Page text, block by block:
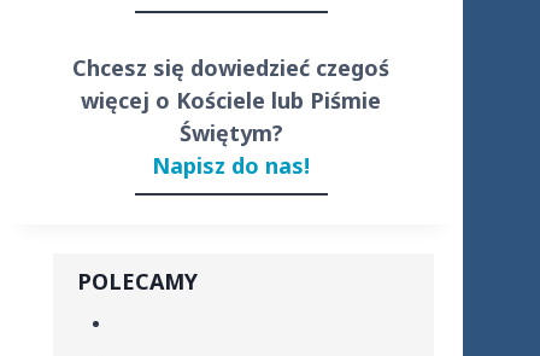
Chcesz się dowiedzieć czegoś
więcej o Kościele lub Piśmie
Świętym?
Napisz do nas!
POLECAMY